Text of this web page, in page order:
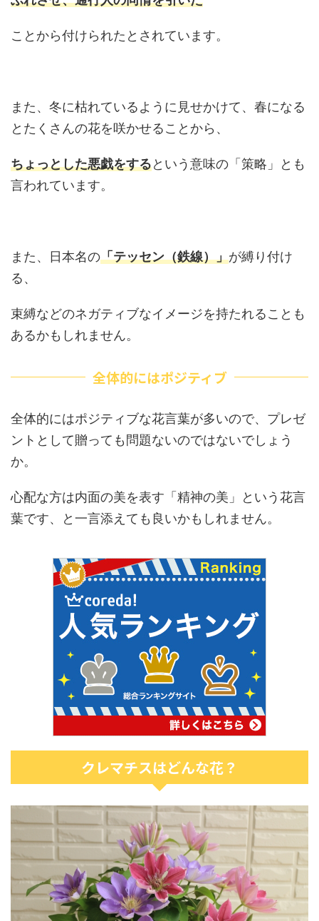
ことから付けられたとされています。
また、冬に枯れているように見せかけて、春になる
とたくさんの花を咲かせることから、
ちょっとした悪戯をするという意味の「策略」とも
言われています。
また、日本名の「テッセン（鉄線）」が縛り付け
る、
束縛などのネガティブなイメージを持たれることも
あるかもしれません。
全体的にはポジティブ
全体的にはポジティブな花言葉が多いので、プレゼ
ントとして贈っても問題ないのではないでしょう
か。
心配な方は内面の美を表す「精神の美」という花言
葉です、と一言添えても良いかもしれません。
クレマチスはどんな花？